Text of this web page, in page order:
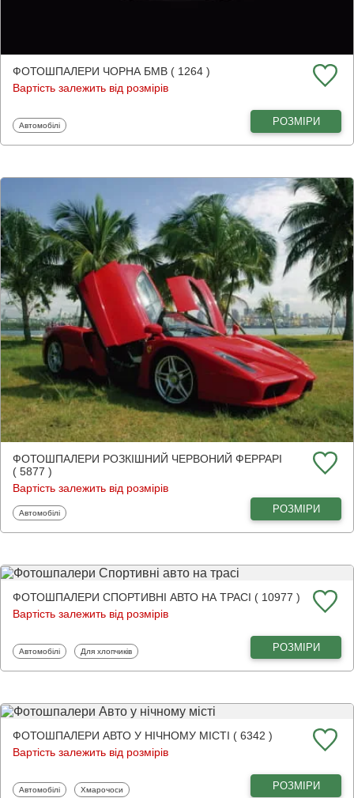
ФОТОШПАЛЕРИ ЧОРНА БМВ ( 1264 )
Вартість залежить від розмірів
Фотошпалери
Автомобілі РОЗМІРИ
ФОТОШПАЛЕРИ РОЗКІШНИЙ ЧЕРВОНИЙ ФЕРРАРІ
( 5877 )
Вартість залежить від розмірів
Фотошпалери
Автомобілі РОЗМІРИ
ФОТОШПАЛЕРИ СПОРТИВНІ АВТО НА ТРАСІ ( 10977 )
Вартість залежить від розмірів
Фотошпалери
Автомобілі Фотошпалери
Для хлопчиків РОЗМІРИ
ФОТОШПАЛЕРИ АВТО У НІЧНОМУ МІСТІ ( 6342 )
Вартість залежить від розмірів
Фотошпалери
Автомобілі Фотошпалери
Хмарочоси РОЗМІРИ